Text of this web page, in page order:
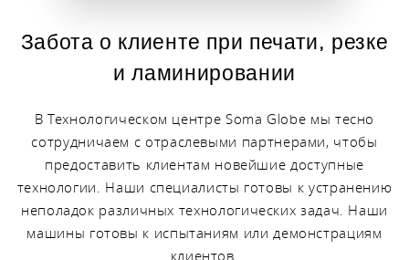
Забота о клиенте при печати, резке
и ламинировании
В Технологическом центре Soma Globe мы тесно
сотрудничаем с отраслевыми партнерами, чтобы
предоставить клиентам новейшие доступные
технологии. Наши специалисты готовы к устранению
неполадок различных технологических задач. Наши
машины готовы к испытаниям или демонстрациям
клиентов.